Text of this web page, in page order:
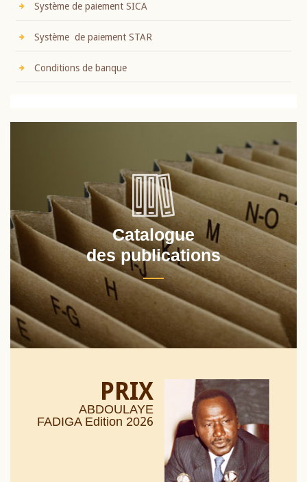
Système de paiement SICA
Système de paiement STAR
Conditions de banque
Catalogue
des publications
PRIX
ABDOULAYE
FADIGA Edition 2026